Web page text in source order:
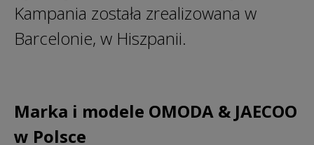
Kampania została zrealizowana w
Barcelonie, w Hiszpanii.
Marka i modele OMODA & JAECOO
w Polsce